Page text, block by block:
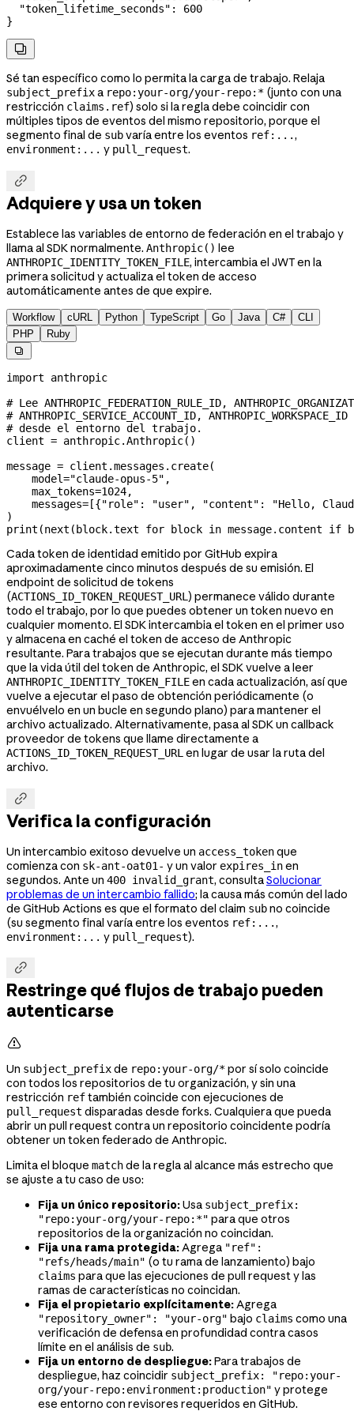
  "token_lifetime_seconds"
: 600
}

Sé tan específico como lo permita la carga de trabajo. Relaja
subject_prefixa repo:your-org/your-repo:* (junto con una
restricción claims.ref) solo si la regla debe coincidir con
múltiples tipos de eventos del mismo repositorio, porque el
segmento final de subvaría entre los eventos ref:...,
environment:... y pull_request.

Adquiere y usa un token
Establece las variables de entorno de federación en el trabajo y
llama al SDK normalmente. Anthropic() lee
ANTHROPIC_IDENTITY_TOKEN_FILE, intercambia el JWT en la
primera solicitud y actualiza el token de acceso
automáticamente antes de que expire.
Workflow cURL Python TypeScript Go Java C#
CLI
PHP
Ruby

import anthropic
# Lee ANTHROPIC_FEDERATION_RULE_ID,
# ANTHROPIC_SERVICE_ACCOUNT_ID,
# desde el entorno del trabajo.
client = anthropic.Anthropic()
message = client.messages.create(
    model
="claude-opus-5" ,
    max_tokens
=1024,
    messages
= [{"role" : "user" , "content" :
"Hello,
)
print (next (block.text for block in message.content if
Cada token de identidad emitido por GitHub expira
aproximadamente cinco minutos después de su emisión. El
endpoint de solicitud de tokens
(ACTIONS_ID_TOKEN_REQUEST_URL) permanece válido durante
todo el trabajo, por lo que puedes obtener un token nuevo en
cualquier momento. El SDK intercambia el token en el primer uso
y almacena en caché el token de acceso de Anthropic
resultante. Para trabajos que se ejecutan durante más tiempo
que la vida útil del token de Anthropic, el SDK vuelve a leer
ANTHROPIC_IDENTITY_TOKEN_FILEen cada actualización, así que
vuelve a ejecutar el paso de obtención periódicamente (o
envuélvelo en un bucle en segundo plano) para mantener el
archivo actualizado. Alternativamente, pasa al SDK un callback
proveedor de tokens que llame directamente a
ACTIONS_ID_TOKEN_REQUEST_URLen lugar de usar la ruta del
archivo.

Verifica la configuración
Un intercambio exitoso devuelve un access_tokenque
comienza con sk-ant-oat01- y un valor expires_inen
segundos. Ante un 400 invalid_grant, consultaSolucionar
problemas de un intercambio fallido; la causa más común del lado
de GitHub Actions es que el formato del claim subno coincide
(su segmento final varía entre los eventos ref:...,
environment:... y pull_request).

Restringe qué flujos de trabajo pueden
autenticarse

Un subject_prefixde repo:your-org/*por sí solo coincide
con todos los repositorios de tu organización, y sin una
restricción reftambién coincide con ejecuciones de
pull_request disparadas desde forks. Cualquiera que pueda
abrir un pull request contra un repositorio coincidente podría
obtener un token federado de Anthropic.
Limita el bloque matchde la regla al alcance más estrecho que
se ajuste a tu caso de uso:
Fija un único repositorio:Usa subject_prefix:
"repo:your-org/your-repo:*" para que otros
repositorios de la organización no coincidan.
Fija una rama protegida:Agrega "ref":
"refs/heads/main" (o tu rama de lanzamiento) bajo
claims para que las ejecuciones de pull request y las
ramas de características no coincidan.
Fija el propietario explícitamente:Agrega
"repository_owner": "your-org" bajo claims como una
verificación de defensa en profundidad contra casos
límite en el análisis de sub.
Fija un entorno de despliegue:Para trabajos de
despliegue, haz coincidir subject_prefix: "repo:your-
org/your-repo:environment:production" y protege
ese entorno con revisores requeridos en GitHub.